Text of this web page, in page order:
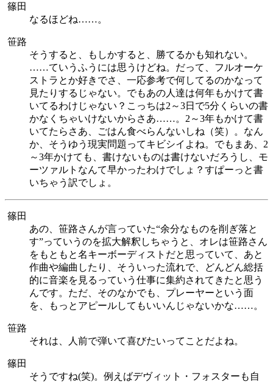
篠田
なるほどね……。
笹路
そうすると、もしかすると、勝てるかも知れない。
……ていうふうには思うけどね。だって、フルオーケ
ストラとか好きでさ、一応参考で何してるのかなって
見たりするじゃない。でもあの人達は何年もかけて書
いてるわけじゃない？こっちは2～3日で5分くらいの書
かなくちゃいけないからさあ……。2～3年もかけて書
いてたらさあ、ごはん食べらんないしね（笑）。なん
か、そうゆう現実問題ってキビシイよね。でもまあ、2
～3年かけても、書けないものは書けないだろうし、モ
ーツァルトなんて早かったわけでしょ？すぱーっと書
いちゃう訳でしょ。
篠田
あの、笹路さんが言っていた“余分なものを削ぎ落と
す”っていうのを拡大解釈しちゃうと、オレは笹路さん
をもともと名キーボーディストだと思っていて、あと
作曲や編曲したり、そういった流れで、どんどん総括
的に音楽を見るっていう仕事に集約されてきたと思う
んです。ただ、そのなかでも、プレーヤーという面
を、もっとアピールしてもいいんじゃないかな……。
笹路
それは、人前で弾いて喜びたいってことだよね。
篠田
そうですね(笑)。例えばデヴィット・フォスターも自